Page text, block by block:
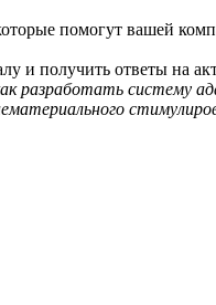
помогут вашей
и получить ответы на
разработать систему